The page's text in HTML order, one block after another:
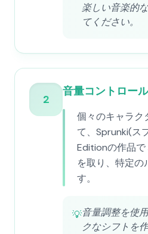
楽しい音楽的
てください。
2
音量コントロール
個々のキャラク
て、Sprunki(ス
Editionの作品で
を取り、特定の
す。
💡音量調整を使
クなシフトを